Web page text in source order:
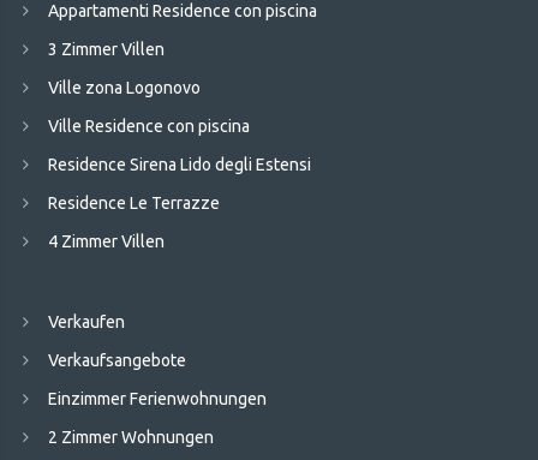
Appartamenti Residence con piscina
3 Zimmer Villen
Ville zona Logonovo
Ville Residence con piscina
Residence Sirena Lido degli Estensi
Residence Le Terrazze
4 Zimmer Villen
Verkaufen
Verkaufsangebote
Einzimmer Ferienwohnungen
2 Zimmer Wohnungen